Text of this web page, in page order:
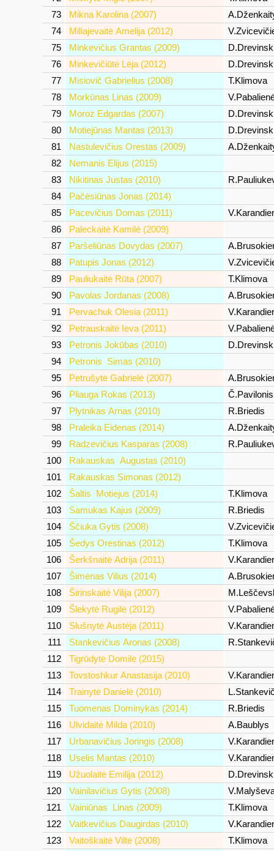
73
Mikna Karolina (2007)
74
Miliajevaitė Amelija (2012)
75
Minkevičius Grantas (2009)
76
Minkevičiūtė Lėja (2012)
77
Misiovič Gabrielius (2008)
T.Klimova
78
Morkūnas Linas (2009)
79
Moroz Edgardas (2007)
80
Motiejūnas Mantas (2013)
81
Nastulevičius Orestas (2009)
82
Nemanis Elijus (2015)
83
Nikitinas Justas (2010)
84
Pačėsiūnas Jonas (2014)
85
Pacevičius Domas (2011)
86
Paleckaitė Kamilė (2009)
87
Paršeliūnas Dovydas (2007)
88
Patupis Jonas (2012)
89
Pauliukaitė Rūta (2007)
T.Klimova
90
Pavolas Jordanas (2008)
91
Pervachuk Olesia (2011)
92
Petrauskaitė Ieva (2011)
93
Petronis Jokūbas (2010)
94
Petronis Simas (2010)
95
Petrušytė Gabrielė (2007)
96
Pliauga Rokas (2013)
97
Plytnikas Arnas (2010)
R.Briedis
98
Praleika Eidenas (2014)
99
Radzevičius Kasparas (2008)
100
Rakauskas Augustas (2010)
101
Rakauskas Simonas (2012)
102
Šaltis Motiejus (2014)
T.Klimova
103
Samukas Kajus (2009)
R.Briedis
104
Ščiuka Gytis (2008)
105
Šedys Orestinas (2012)
T.Klimova
106
Šerkšnaitė Adrija (2011)
107
Šimėnas Vilius (2014)
108
Širinskaitė Vilija (2007)
109
Šlekytė Rugilė (2012)
110
Slušnytė Austėja (2011)
111
Stankevičius Aronas (2008)
112
Tigrūdytė Domilė (2015)
113
Tovstoshkur Anastasija (2010)
114
Trainytė Danielė (2010)
115
Tuomenas Dominykas (2014)
R.Briedis
116
Ulvidaitė Milda (2010)
A.Baublys
117
Urbanavičius Joringis (2008)
118
Uselis Mantas (2010)
119
Užuolaitė Emilija (2012)
120
Vainilavičius Gytis (2008)
121
Vainiūnas Linas (2009)
T.Klimova
122
Vaitkevičius Daugirdas (2010)
123
Vaitoškaitė Viltė (2008)
T.Klimova